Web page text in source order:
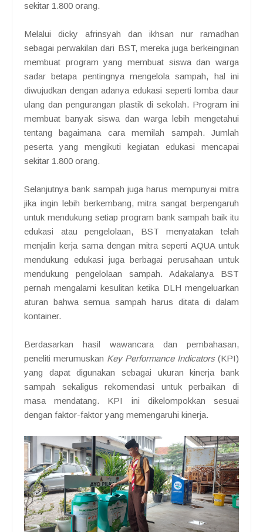
sekitar 1.800 orang.
Melalui dicky afrinsyah dan ikhsan nur ramadhan
sebagai perwakilan dari BST, mereka juga berkeinginan
membuat program yang membuat siswa dan warga
sadar betapa pentingnya mengelola sampah, hal ini
diwujudkan dengan adanya edukasi seperti lomba daur
ulang dan pengurangan plastik di sekolah. Program ini
membuat banyak siswa dan warga lebih mengetahui
tentang bagaimana cara memilah sampah. Jumlah
peserta yang mengikuti kegiatan edukasi mencapai
sekitar 1.800 orang.
Selanjutnya bank sampah juga harus mempunyai mitra
jika ingin lebih berkembang, mitra sangat berpengaruh
untuk mendukung setiap program bank sampah baik itu
edukasi atau pengelolaan, BST menyatakan telah
menjalin kerja sama dengan mitra seperti AQUA untuk
mendukung edukasi juga berbagai perusahaan untuk
mendukung pengelolaan sampah. Adakalanya BST
pernah mengalami kesulitan ketika DLH mengeluarkan
aturan bahwa semua sampah harus ditata di dalam
kontainer.
Berdasarkan hasil wawancara dan pembahasan,
peneliti merumuskan Key Performance Indicators(KPI)
yang dapat digunakan sebagai ukuran kinerja bank
sampah sekaligus rekomendasi untuk perbaikan di
masa mendatang. KPI ini dikelompokkan sesuai
dengan faktor-faktor yang memengaruhi kinerja.